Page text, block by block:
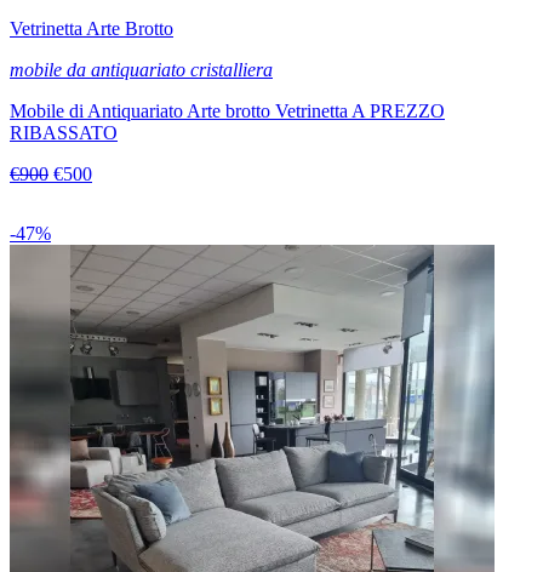
Vetrinetta Arte Brotto
mobile da antiquariato cristalliera
Mobile di Antiquariato Arte brotto Vetrinetta A PREZZO
RIBASSATO
€900 €500
-47%